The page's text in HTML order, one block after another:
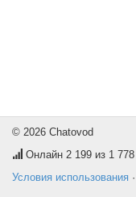
© 2026 Chatovod
Онлайн 2 199 из 1
Условия использования ·